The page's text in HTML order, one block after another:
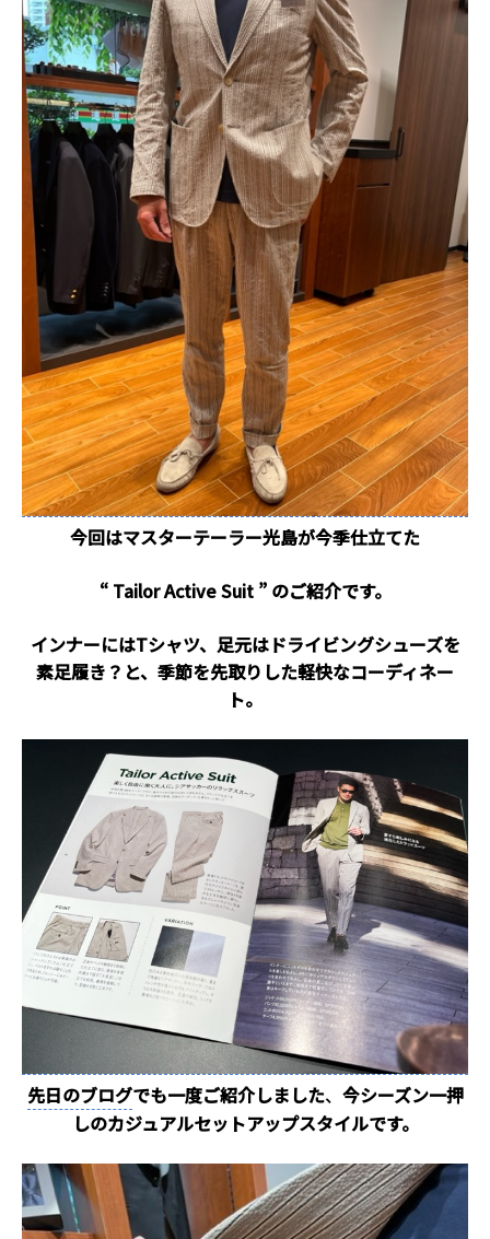
今回はマスターテーラー光島が今季仕立てた
“ Tailor Active Suit ” のご紹介です。
インナーにはTシャツ、足元はドライビングシューズを
素足履き？と、季節を先取りした軽快なコーディネー
ト。
先日のブログでも一度ご紹介しました、 今シーズン一押
しのカジュアルセットアップスタイルです。